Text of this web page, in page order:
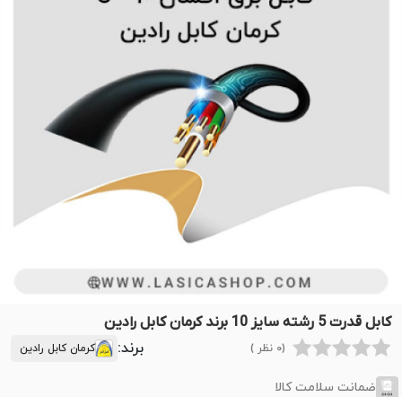
کابل قدرت 5 رشته سایز 10 برند کرمان کابل رادین
(0 نظر ) برند: کرمان کابل رادین
ضمانت سلامت کالا